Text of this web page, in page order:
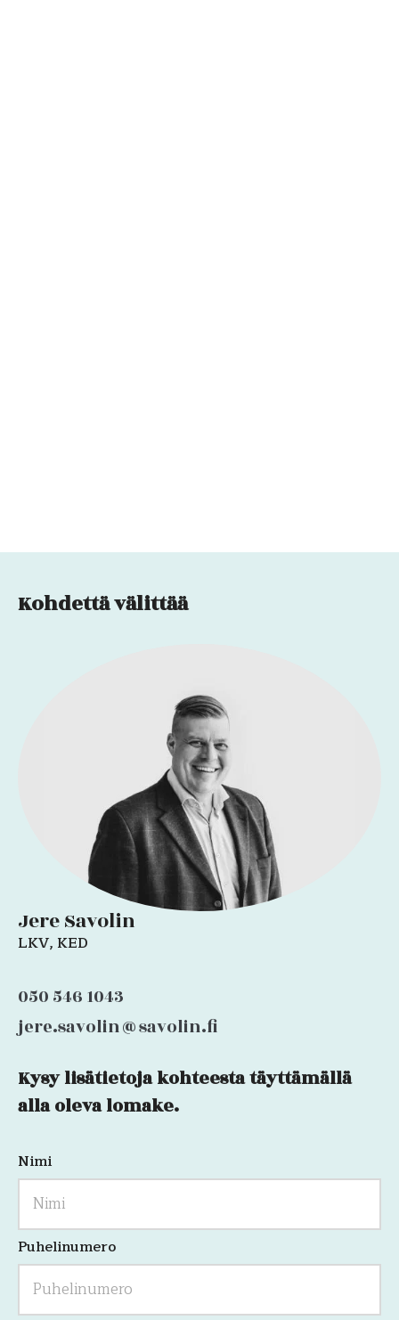
Kohdettä välittää
Jere Savolin
LKV, KED
050 546 1043
jere.savolin@savolin.fi
URL
Kenttä
on
validointitarkoituksiin
tulee
jättää
koskemattomaksi.
Kysy lisätietoja kohteesta täyttämällä
alla oleva lomake.
Nimi
Puhelinumero